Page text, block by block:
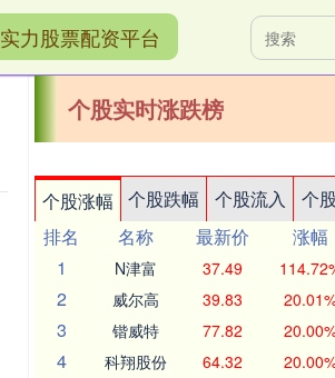
力股票配资平台
个股实时涨跌榜
个股涨幅 个股跌幅 个股流入 个
排名
名称 最新价 涨幅
1
N津富 37.49
2 威尔高 39.83
3 锴威特 77.82
4 科翔股份 64.32